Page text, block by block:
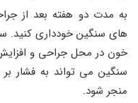
به مدت دو هفته بعد از
های سنگین خودداری کنید.
خون در محل جراحی و
سنگین می تواند به فشار
منجر شود.